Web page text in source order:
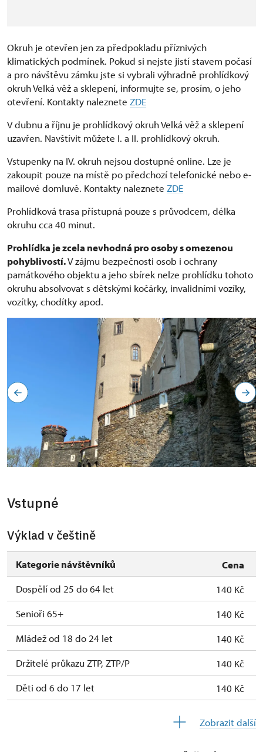
Okruh je otevřen jen za předpokladu příznivých
klimatických podmínek. Pokud si nejste jistí stavem počasí
a pro návštěvu zámku jste si vybrali výhradně prohlídkový
okruh Velká věž a sklepení, informujte se, prosím, o jeho
otevření. Kontakty naleznete ZDE
V dubnu a říjnu je prohlídkový okruh Velká věž a sklepení
uzavřen. Navštívit můžete I. a II. prohlídkový okruh.
Vstupenky na IV. okruh nejsou dostupné online. Lze je
zakoupit pouze na místě po předchozí telefonické nebo e-
mailové domluvě. Kontakty naleznete ZDE
Prohlídková trasa přístupná pouze s průvodcem, délka
okruhu cca 40 minut.
Prohlídka je zcela nevhodná pro osoby s omezenou
pohyblivostí.V zájmu bezpečnosti osob i ochrany
památkového objektu a jeho sbírek nelze prohlídku tohoto
okruhu absolvovat s dětskými kočárky, invalidními vozíky,
vozítky, chodítky apod.
Vstupné
Výklad v češtině
Kategorie návštěvníků
Cena
Dospělí od 25 do 64 let
140 Kč
Senioři 65+
140 Kč
Mládež od 18 do 24 let
140 Kč
Držitelé průkazu ZTP, ZTP/P
140 Kč
Děti od 6 do 17 let
140 Kč
Zobrazit další